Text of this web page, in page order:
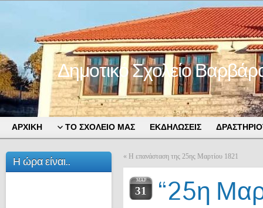
Δημοτικό Σχολείο
ΑΡΧΙΚΗ ΤΟ ΣΧΟΛΕΙΟ ΜΑΣ ΕΚΔΗΛΩΣΕΙΣ
Η ώρα είναι.. « Η επανάσταση της 25ης Μαρτίου 1821
ΜΑΡ
31 “25η